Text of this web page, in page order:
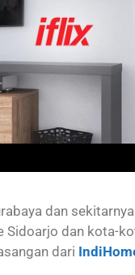
dan
dan kota-
dari